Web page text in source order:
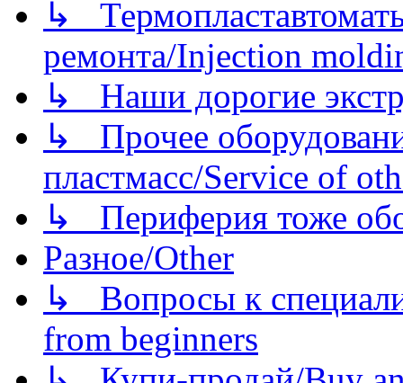
↳
ремонта/Injection
↳ Наши дорогие
↳ Прочее
пластмасс/Service of
↳ Периферия тоже
Разное/Other
↳ Вопросы к
from beginners